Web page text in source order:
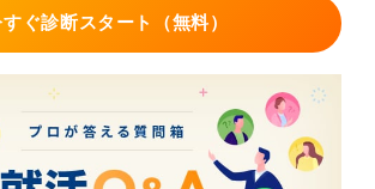
ぐ診断スタート（無料）